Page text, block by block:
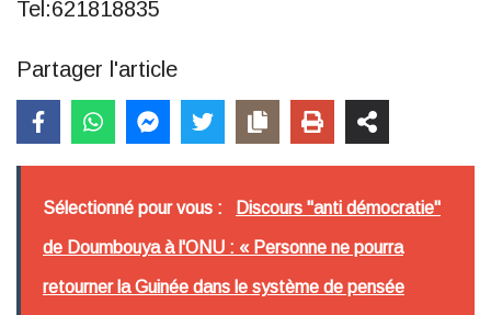
Tel:621818835
Partager l'article
Sélectionné pour vous : Discours "anti démocratie"
de Doumbouya à l'ONU : « Personne ne pourra
retourner la Guinée dans le système de pensée